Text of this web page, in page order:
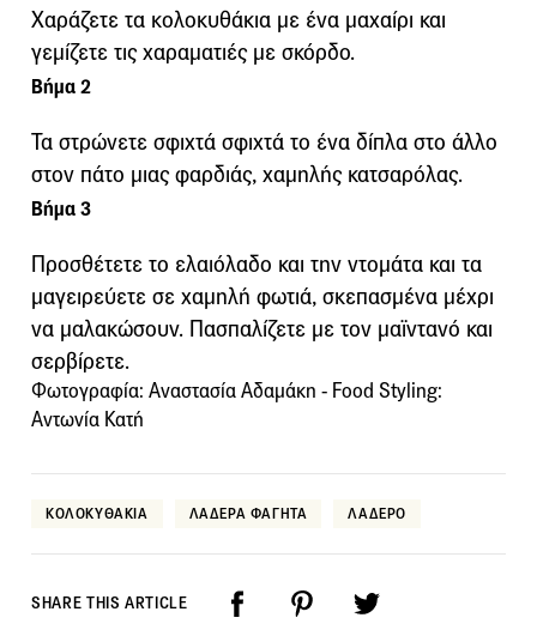
Χαράζετε τα κολοκυθάκια με ένα μαχαίρι και
γεμίζετε τις χαραματιές με σκόρδο.
Βήμα 2
Τα στρώνετε σφιχτά σφιχτά το ένα δίπλα στο άλλο
στον πάτο μιας φαρδιάς, χαμηλής κατσαρόλας.
Βήμα 3
Προσθέτετε το ελαιόλαδο και την ντομάτα και τα
μαγειρεύετε σε χαμηλή φωτιά, σκεπασμένα μέχρι
να μαλακώσουν. Πασπαλίζετε με τον μαϊντανό και
σερβίρετε.
Φωτογραφία: Αναστασία Αδαμάκη - Food Styling:
Αντωνία Κατή
ΚΟΛΟΚΥΘΑΚΙΑ ΛΑΔΕΡΑ ΦΑΓΗΤΑ ΛΑΔΕΡΟ
SHARE THIS ARTICLE